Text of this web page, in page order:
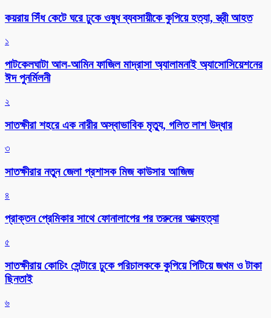
কয়রায় সিঁধ কেটে ঘরে ঢুকে ওষুধ ব্যবসায়ীকে কুপিয়ে হত্যা, স্ত্রী আহত
১
পাটকেলঘাটা আল-আমিন ফাজিল মাদ্রাসা অ্যালামনাই অ্যাসোসিয়েশনের
ঈদ পুনর্মিলনী
২
সাতক্ষীরা শহরে এক নারীর অস্বাভাবিক মৃত্যু, গলিত লাশ উদ্ধার
৩
সাতক্ষীরার নতুন জেলা প্রশাসক মিজ কাউসার আজিজ
৪
প্রাক্তন প্রেমিকার সাথে ফোনালাপের পর তরুনের আত্মহত্যা
৫
সাতক্ষীরায় কোচিং সেন্টারে ঢুকে পরিচালককে কুপিয়ে পিটিয়ে জখম ও টাকা
ছিনতাই
৬